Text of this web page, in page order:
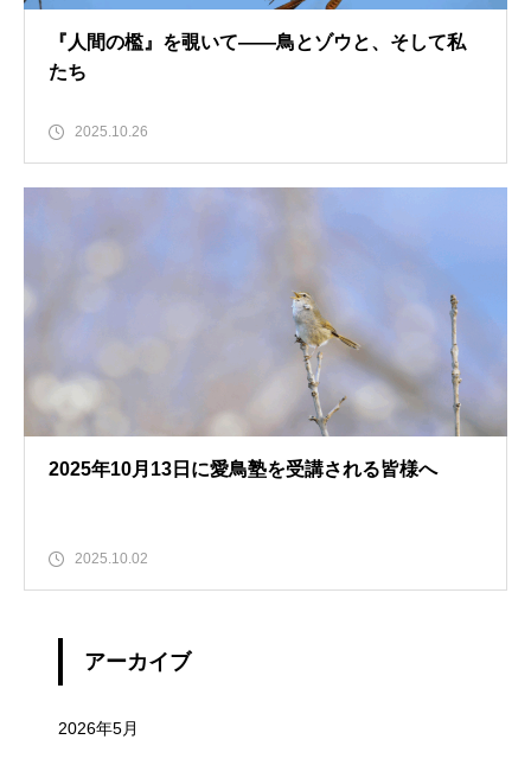
『人間の檻』を覗いて――鳥とゾウと、そして私
たち
2025.10.26
2025年10月13日に愛鳥塾を受講される皆様へ
2025.10.02
アーカイブ
2026年5月